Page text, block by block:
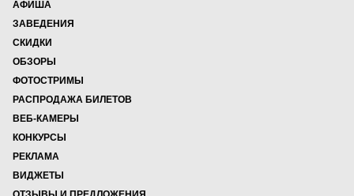
АФИША
ЗАВЕДЕНИЯ
СКИДКИ
ОБЗОРЫ
ФОТОСТРИМЫ
РАСПРОДАЖА БИЛЕТОВ
ВЕБ-КАМЕРЫ
КОНКУРСЫ
РЕКЛАМА
ВИДЖЕТЫ